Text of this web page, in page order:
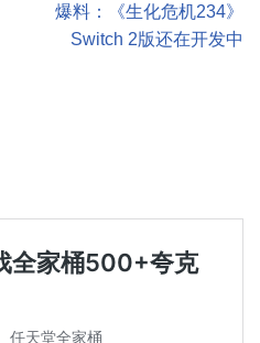
爆料：《生化危机234》
Switch 2版还在开发中